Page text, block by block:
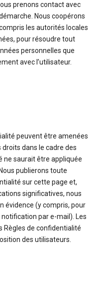
prenons contact avec
Nous coopérons
les autorités locales
pour résoudre tout
personnelles que
avec l’utilisateur.
peuvent être amenées
dans le cadre des
ne saurait être appliquée
publierons toute
sur cette page et,
significatives, nous
évidence (y compris, pour
notification par e-mail). Les
Règles de confidentialité
des utilisateurs.